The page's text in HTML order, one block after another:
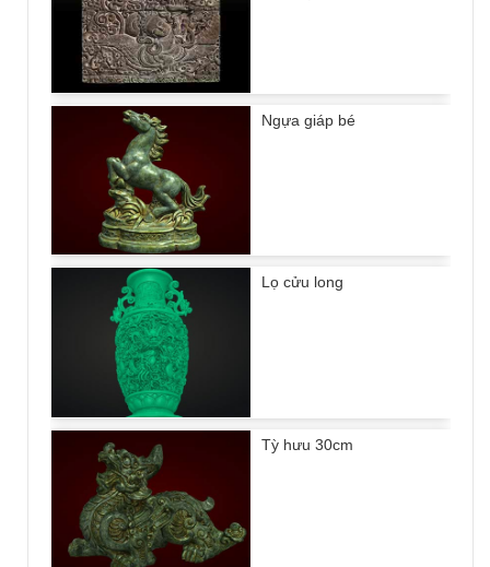
Ngựa giáp bé
Lọ cửu long
Tỳ hưu 30cm